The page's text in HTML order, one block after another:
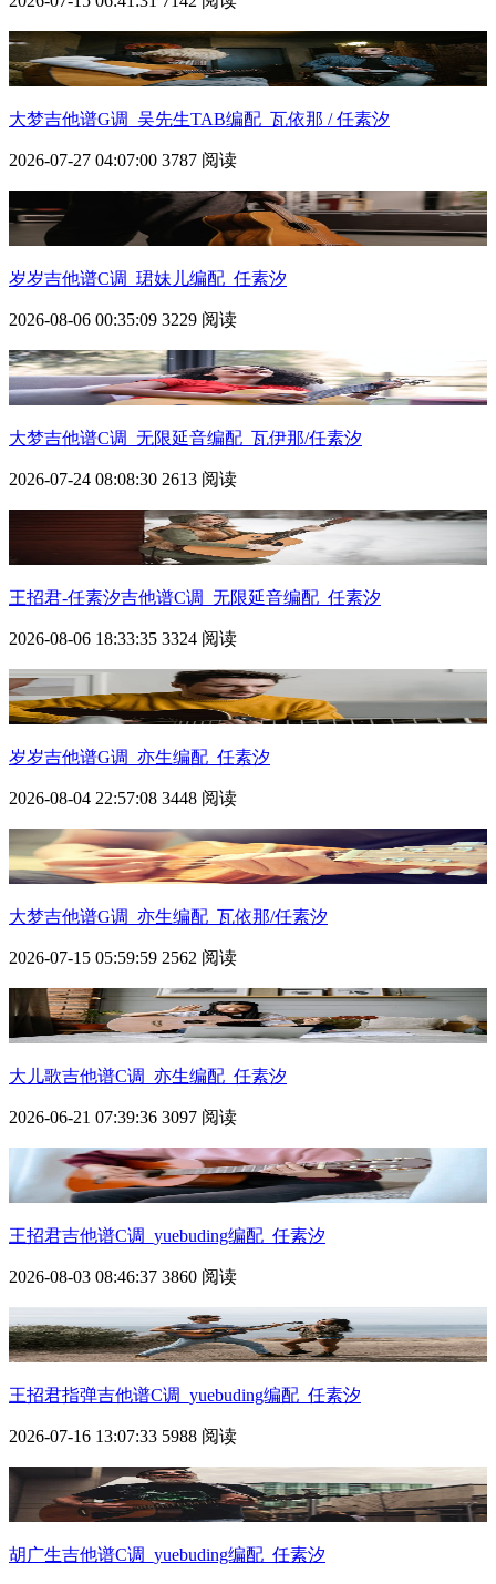
大梦吉他谱G调_吴先生TAB编配_瓦依那 / 任素汐
2026-07-27 04:07:00 3787 阅读
岁岁吉他谱C调_珺妹儿编配_任素汐
2026-08-06 00:35:09 3229 阅读
大梦吉他谱C调_无限延音编配_瓦伊那/任素汐
2026-07-24 08:08:30 2613 阅读
王招君-任素汐吉他谱C调_无限延音编配_任素汐
2026-08-06 18:33:35 3324 阅读
岁岁吉他谱G调_亦生编配_任素汐
2026-08-04 22:57:08 3448 阅读
大梦吉他谱G调_亦生编配_瓦依那/任素汐
2026-07-15 05:59:59 2562 阅读
大儿歌吉他谱C调_亦生编配_任素汐
2026-06-21 07:39:36 3097 阅读
王招君吉他谱C调_yuebuding编配_任素汐
2026-08-03 08:46:37 3860 阅读
王招君指弹吉他谱C调_yuebuding编配_任素汐
2026-07-16 13:07:33 5988 阅读
胡广生吉他谱C调_yuebuding编配_任素汐